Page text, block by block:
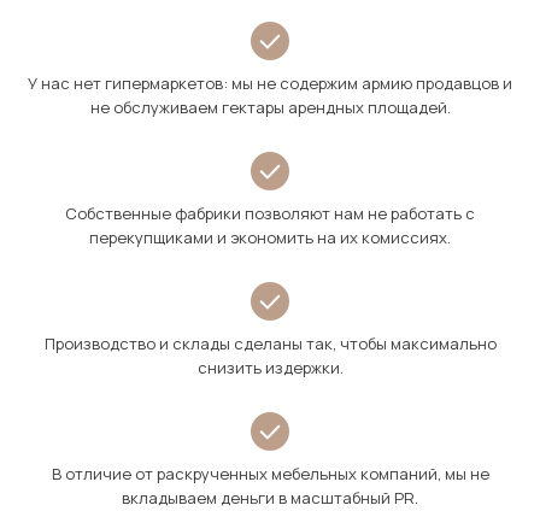
У нас нет гипермаркетов: мы не содержим армию продавцов и
не обслуживаем гектары арендных площадей.
Собственные фабрики позволяют нам не работать с
перекупщиками и экономить на их комиссиях.
Производство и склады сделаны так, чтобы максимально
снизить издержки.
В отличие от раскрученных мебельных компаний, мы не
вкладываем деньги в масштабный PR.